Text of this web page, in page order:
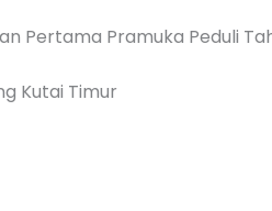
Pertama Pramuka Peduli
Kutai Timur